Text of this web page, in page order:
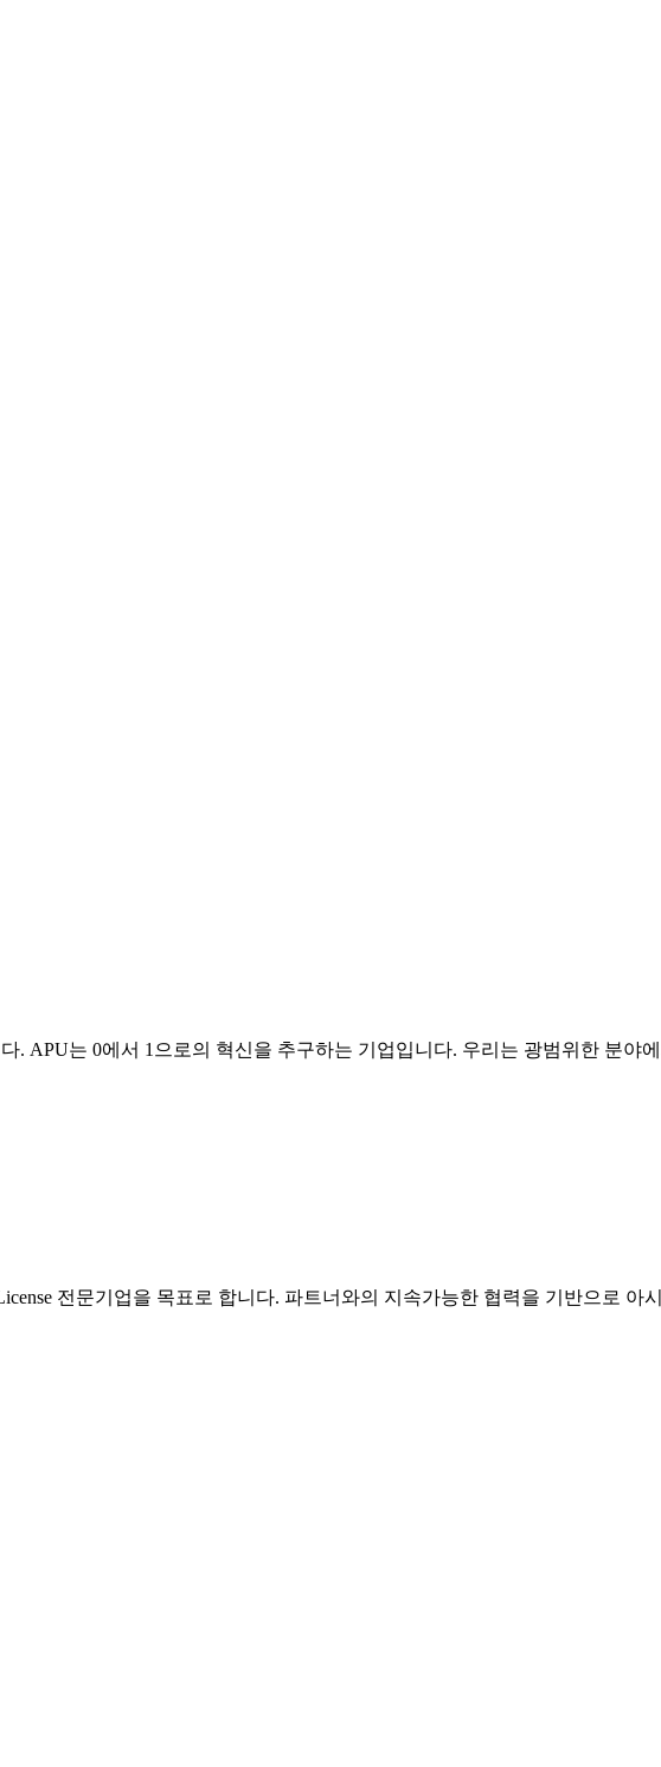
. APU는 0에서 1으로의 혁신을 추구하는 기업입니다. 우리는 광범위한 분야
전문기업을 목표로 합니다. 파트너와의 지속가능한 협력을 기반으로